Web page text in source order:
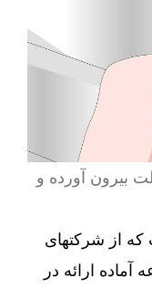
بیرون آورده و
که از شرکتهای
آماده ارائه در